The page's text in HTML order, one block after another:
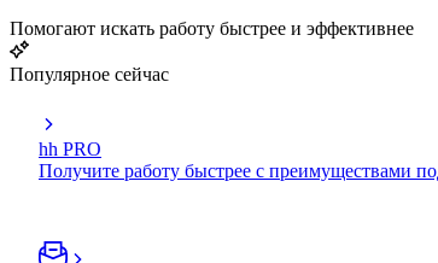
Помогают искать работу быстрее и эффективнее
Популярное сейчас
hh PRO
Получите работу быстрее с преимуществами